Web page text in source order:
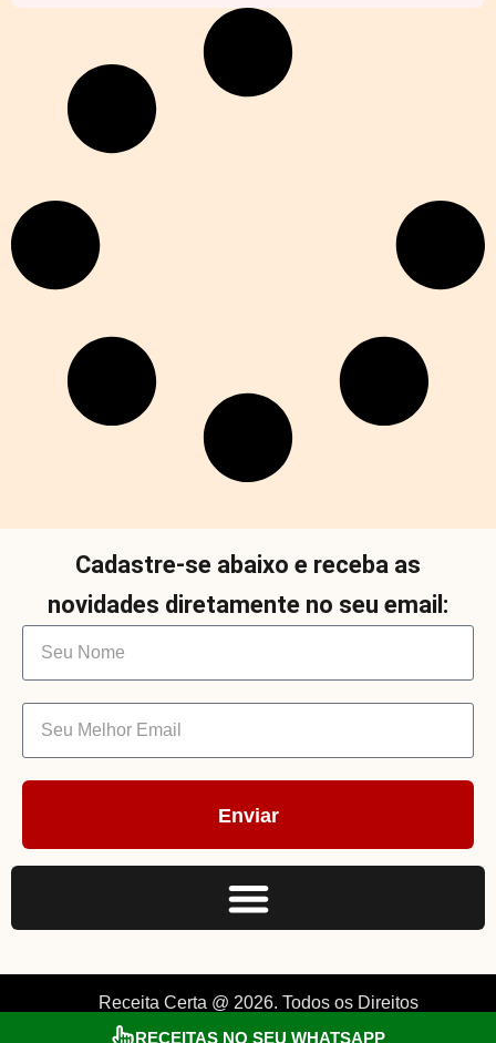
Cadastre-se abaixo e receba as
novidades diretamente no seu email:
Enviar
Receita Certa @ 2026. Todos os Direitos
Reservados. By Müller.
RECEITAS NO SEU WHATSAPP